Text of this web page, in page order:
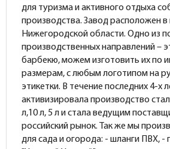
для туризма и активного отдыха
производства. Завод расположен
Нижегородской области. Одно из
производственных направлений –
барбекю, можем изготовить их по
размерам, с любым логотипом на
этикетки. В течение последних 4-х
активизировала производство
л,10 л, 5 л и стала ведущим
российский рынок. Так же мы
для сада и огорода: - шланги ПВХ, -